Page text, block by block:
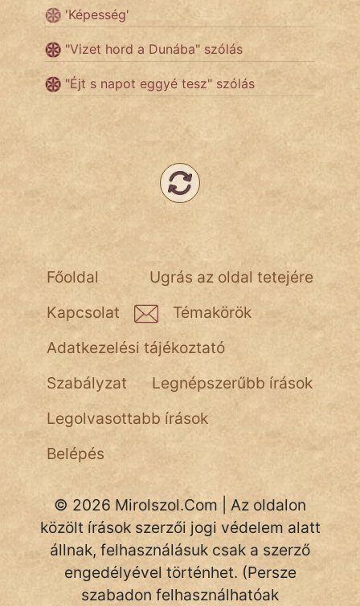
Hoffer Botond
szemfüles
'Képesség'
"Vizet hord a Dunába" szólás
"Éjt s napot eggyé tesz" szólás
Ugrás az oldal tetejére
Főoldal
Kapcsolat
Témakörök
Adatkezelési tájékoztató
Szabályzat
Legnépszerűbb írások
Legolvasottabb írások
Belépés
© 2026 Mirolszol.Com | Az oldalon
közölt írások szerzői jogi védelem alatt
állnak, felhasználásuk csak a szerző
engedélyével történhet. (Persze
szabadon felhasználhatóak